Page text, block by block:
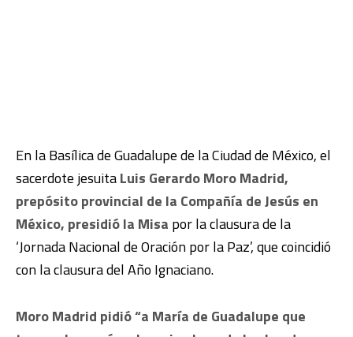
En la Basílica de Guadalupe de la Ciudad de México, el
sacerdote jesuitaLuis Gerardo Moro Madrid,
prepósito provincial de la Compañía de Jesús en
México, presidió la Misa por la clausura de la
‘Jornada Nacional de Oración por la Paz’, que coincidió
con la clausura del Año Ignaciano.
Moro Madrid pidió “a María de Guadalupe que